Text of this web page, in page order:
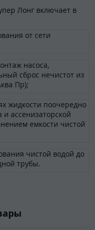
Лонг включает в
от сети
насоса,
сброс нечистот из
Пр);
жидкости поочередно
ассенизаторской
емкости чистой
чистой водой до
трубы.